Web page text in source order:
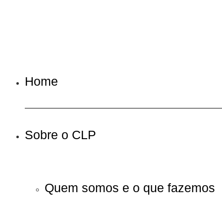
Home
Sobre o CLP
Quem somos e o que fazemos